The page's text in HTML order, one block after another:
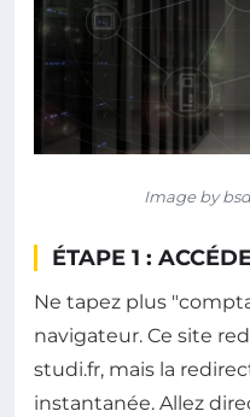
Image by
ÉTAPE 1 :
Ne tapez plus
navigateur. Ce site
studi.fr, mais la
instantanée. Allez